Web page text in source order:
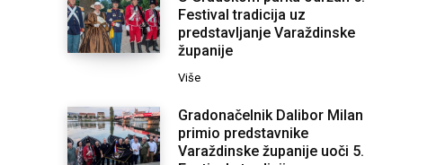
Festival tradicija uz
predstavljanje Varaždinske
županije
Više
Gradonačelnik Dalibor Milan
primio predstavnike
Varaždinske županije uoči 5.